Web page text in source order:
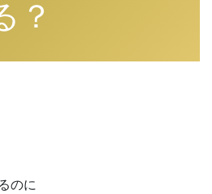
？
のに